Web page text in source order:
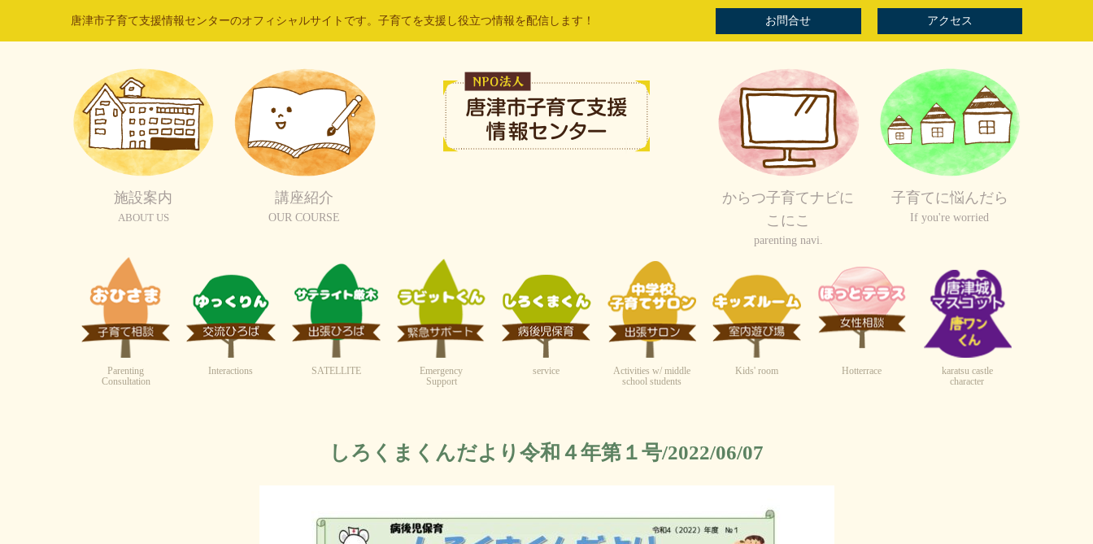
唐津市子育て支援情報センターのオフィシャルサイトです。子育てを支援し役立つ情報を配信します！ お問合せ アクセス
施設案内
ABOUT US
講座紹介
OUR COURSE
からつ子育てナビに
こにこ
parenting navi.
子育てに悩んだら
If you're worried
Parenting
Consultation
Interactions SATELLITE
Emergency
Support
service
Activities w/ middle
school students
Kids' room Hotterrace
karatsu castle
character
しろくまくんだより令和４年第１号/2022/06/07